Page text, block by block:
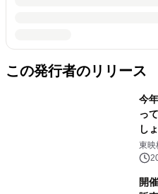
この発行者のリリース
今
っ
し
ェ
5月
ズ
18
東映
開